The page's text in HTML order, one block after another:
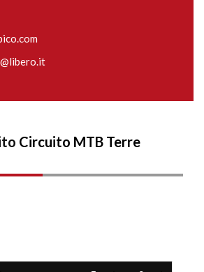
Circuito MTB Terre